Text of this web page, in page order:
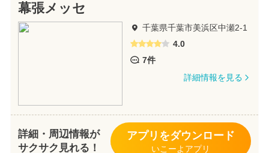
幕張メッセ
千葉県千葉市美浜区中瀬2-1
4.0
7件
詳細情報を見る
詳細・周辺情報が
サクサク見れる！
アプリをダウンロード
いこーよアプリ